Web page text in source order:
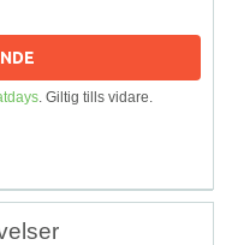
. Giltig tills vidare.